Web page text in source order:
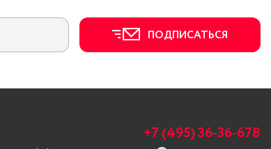
ПОДПИСАТЬСЯ
+7 (495) 36-36-678